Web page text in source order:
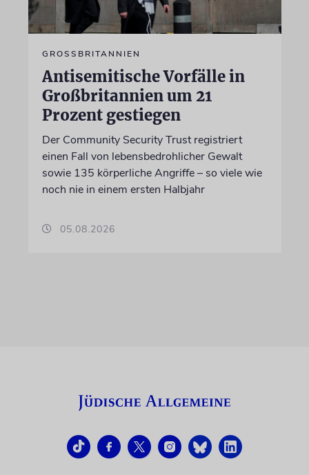
GROSSBRITANNIEN
Antisemitische Vorfälle in
Großbritannien um 21
Prozent gestiegen
Der Community Security Trust registriert
einen Fall von lebensbedrohlicher Gewalt
sowie 135 körperliche Angriffe – so viele wie
noch nie in einem ersten Halbjahr
05.08.2026